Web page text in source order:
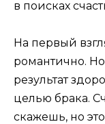
в поисках
На первый
романтично. Но
результат
целью брака.
скажешь, но